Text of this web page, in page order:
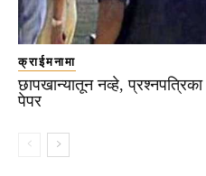
क्राईमनामा
छापखान्यातून नव्हे,
पेपर